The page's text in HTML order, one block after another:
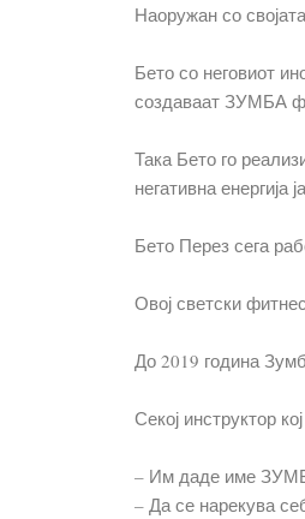
Наоружан со
Бето со неговиот
создаваат ЗУМБА
Така Бето го
негативна
Бето Перез сега
Овој светски
До 2019 година
Секој инструктор
– Им даде име
– Да се нарекува